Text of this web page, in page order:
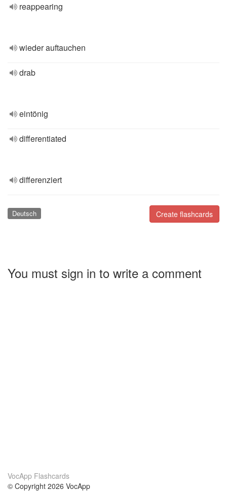
reappearing
wieder auftauchen
drab
eintönig
differentiated
differenziert
Create flashcards
Deutsch
You must sign in to write a comment
VocApp Flashcards
© Copyright 2026 VocApp